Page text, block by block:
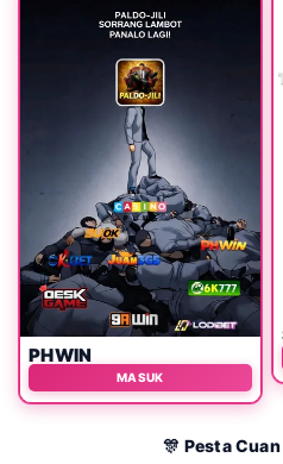
PHWIN
MASUK
🎊 Pesta